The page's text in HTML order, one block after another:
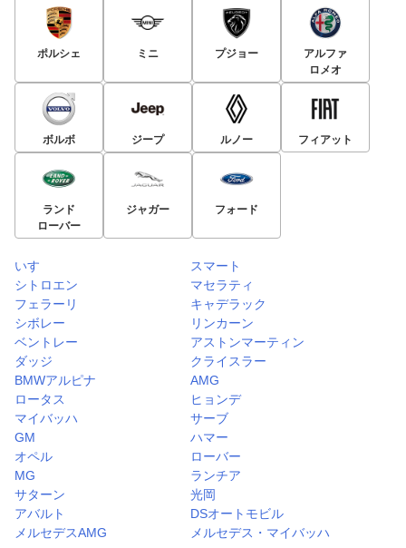
ポルシェ ミニ プジョー
アルファ
ロメオ
ボルボ ジープ ルノー フィアット
ランド
ローバー
ジャガー フォード
いすゞ
スマート
シトロエン
マセラティ
フェラーリ
キャデラック
シボレー
リンカーン
ベントレー
アストンマーティン
ダッジ
クライスラー
BMWアルピナ
AMG
ロータス
ヒョンデ
マイバッハ
サーブ
GM
ハマー
オペル
ローバー
MG
ランチア
サターン
光岡
アバルト
DSオートモビル
メルセデスAMG
メルセデス・マイバッハ